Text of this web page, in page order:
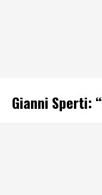
Gianni Sperti: